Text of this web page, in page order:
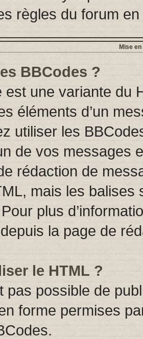
règles du forum
Mise
BBCodes ?
est une variante du
éléments d’un
utiliser les
de vos messages
rédaction de
mais les
plus
la page de
le HTML ?
pas possible de
forme permises